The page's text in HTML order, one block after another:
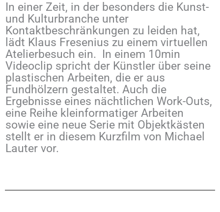
In einer Zeit, in der besonders die Kunst-
und Kulturbranche unter
Kontaktbeschränkungen zu leiden hat,
lädt Klaus Fresenius zu einem virtuellen
Atelierbesuch ein. In einem 10min
Videoclip spricht der Künstler über seine
plastischen Arbeiten, die er aus
Fundhölzern gestaltet. Auch die
Ergebnisse eines nächtlichen Work-Outs,
eine Reihe kleinformatiger Arbeiten
sowie eine neue Serie mit Objektkästen
stellt er in diesem Kurzfilm von Michael
Lauter vor.